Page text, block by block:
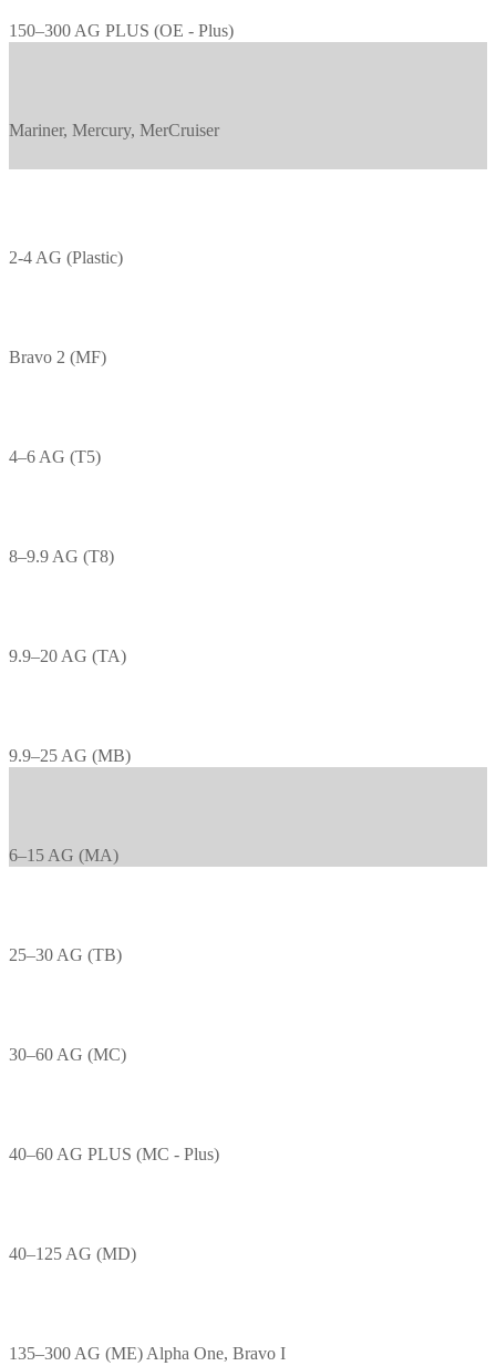
150–300 AG PLUS (OE - Plus)
Mariner, Mercury, MerCruiser
2-4 AG (Plastic)
Bravo 2 (MF)
4–6 AG (T5)
8–9.9 AG (T8)
9.9–20 AG (TA)
9.9–25 AG (MB)
6–15 AG (MA)
25–30 AG (TB)
30–60 AG (MC)
40–60 AG PLUS (MC - Plus)
40–125 AG (MD)
135–300 AG (ME) Alpha One, Bravo I